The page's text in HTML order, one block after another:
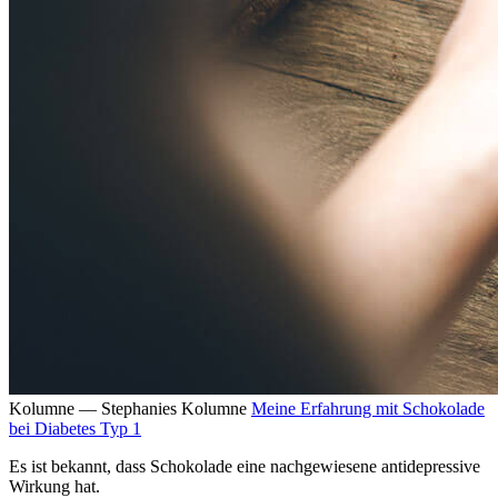
Kolumne — Stephanies Kolumne Meine Erfahrung mit Schokolade
bei Diabetes Typ 1
Es ist bekannt, dass Schokolade eine nachgewiesene antidepressive
Wirkung hat.